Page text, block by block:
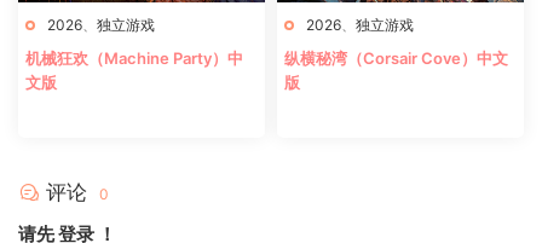
2026、 独立游戏
机械狂欢（Machine Party）中
文版
2026、 独立游戏
纵横秘湾（Corsair Cove）中文
版
评论 0
请先登录 ！